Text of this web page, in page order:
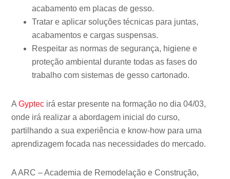
acabamento em placas de gesso.
Tratar e aplicar soluções técnicas para juntas,
acabamentos e cargas suspensas.
Respeitar as normas de segurança, higiene e
proteção ambiental durante todas as fases do
trabalho com sistemas de gesso cartonado.
AGyptec irá estar presente na formação no dia 04/03,
onde irá realizar a abordagem inicial do curso,
partilhando a sua experiência e know-how para uma
aprendizagem focada nas necessidades do mercado.
A ARC – Academia de Remodelação e Construção,